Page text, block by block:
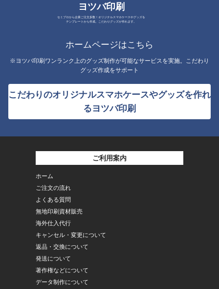
ヨツバ印刷
セミプロから企業ご注文多数！オリジナルスマホケースやグッズを
テンプレートから作成。こだわりグッズが作れます。
ホームページはこちら
※ヨツバ印刷ワンランク上のグッズ制作が可能なサービスを実施。こだわり
グッズ作成をサポート
こだわりのオリジナルスマホケースやグッズを作れ
るヨツバ印刷
ご利用案内
ホーム
ご注文の流れ
よくある質問
無地印刷資材販売
海外仕入代行
キャンセル・変更について
返品・交換について
発送について
著作権などについて
データ制作について